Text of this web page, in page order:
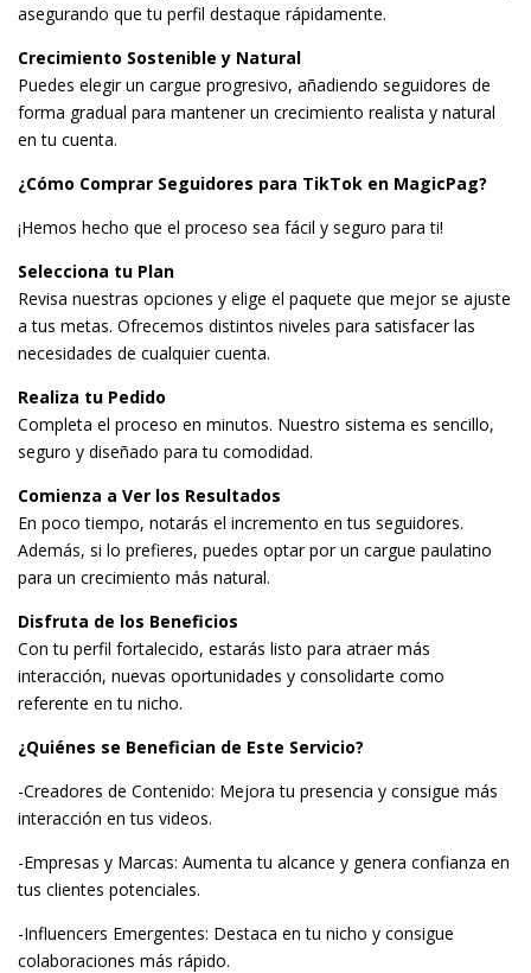
asegurando que tu perfil destaque rápidamente.
Crecimiento Sostenible y Natural
Puedes elegir un cargue progresivo, añadiendo seguidores de
forma gradual para mantener un crecimiento realista y natural
en tu cuenta.
¿Cómo Comprar Seguidores para TikTok en MagicPag?
¡Hemos hecho que el proceso sea fácil y seguro para ti!
Selecciona tu Plan
Revisa nuestras opciones y elige el paquete que mejor se ajuste
a tus metas. Ofrecemos distintos niveles para satisfacer las
necesidades de cualquier cuenta.
Realiza tu Pedido
Completa el proceso en minutos. Nuestro sistema es sencillo,
seguro y diseñado para tu comodidad.
Comienza a Ver los Resultados
En poco tiempo, notarás el incremento en tus seguidores.
Además, si lo prefieres, puedes optar por un cargue paulatino
para un crecimiento más natural.
Disfruta de los Beneficios
Con tu perfil fortalecido, estarás listo para atraer más
interacción, nuevas oportunidades y consolidarte como
referente en tu nicho.
¿Quiénes se Benefician de Este Servicio?
-Creadores de Contenido: Mejora tu presencia y consigue más
interacción en tus videos.
-Empresas y Marcas: Aumenta tu alcance y genera confianza en
tus clientes potenciales.
-Influencers Emergentes: Destaca en tu nicho y consigue
colaboraciones más rápido.